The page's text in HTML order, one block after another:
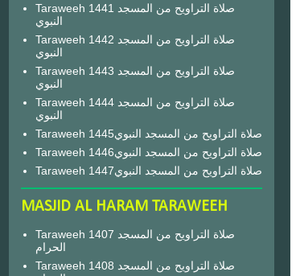
Taraweeh 1441 صلاة التراويح من المسجد
النبوي
Taraweeh 1442 صلاة التراويح من المسجد
النبوي
Taraweeh 1443 صلاة التراويح من المسجد
النبوي
Taraweeh 1444 صلاة التراويح من المسجد
النبوي
Taraweeh 1445صلاة التراويح من المسجد النبوي
Taraweeh 1446صلاة التراويح من المسجد النبوي
Taraweeh 1447صلاة التراويح من المسجد النبوي
MASJID AL HARAM TARAWEEH
Taraweeh 1407 صلاة التراويح من المسجد
الحرام
Taraweeh 1408 صلاة التراويح من المسجد